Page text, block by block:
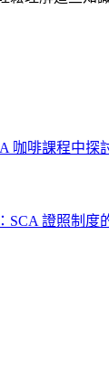
咖啡課程中探
SCA 證照制度